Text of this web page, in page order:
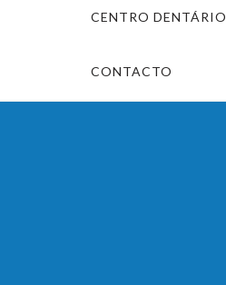
CENTRO DENTÁRIO
CONTACTO